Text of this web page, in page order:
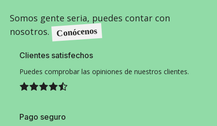
Somos gente seria, puedes contar con
nosotros. Conócenos
Clientes satisfechos
Puedes comprobar las opiniones de nuestros clientes.
Pago seguro